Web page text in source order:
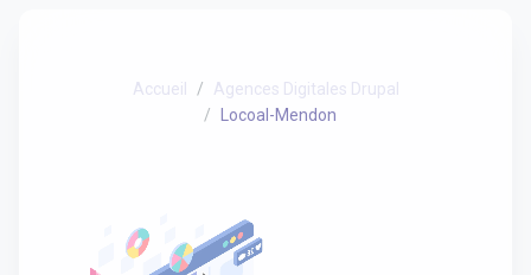
Accueil
Agences Digitales Drupal
Locoal-Mendon